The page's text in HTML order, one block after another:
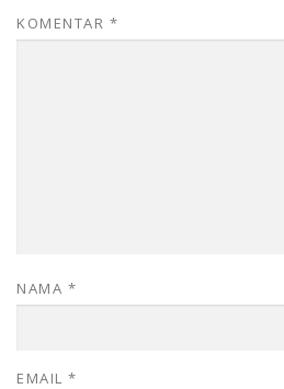
KOMENTAR *
NAMA *
EMAIL *